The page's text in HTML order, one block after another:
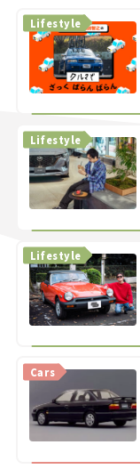
Lifestyle
Lifestyle
Lifestyle
Cars